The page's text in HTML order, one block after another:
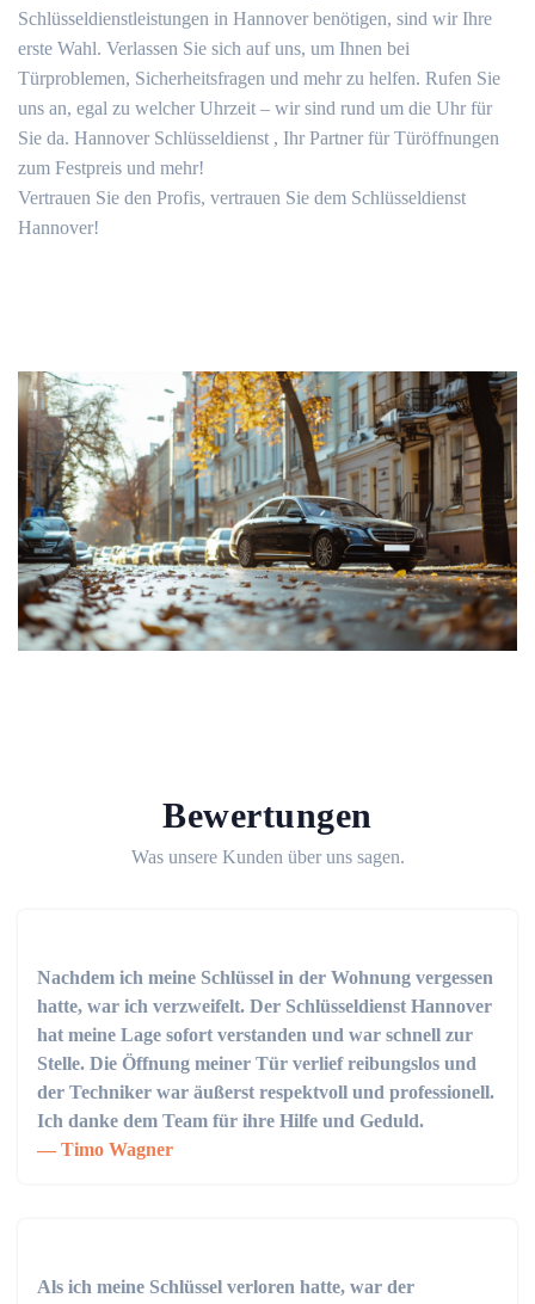
Schlüsseldienstleistungen in Hannover benötigen, sind wir Ihre
erste Wahl. Verlassen Sie sich auf uns, um Ihnen bei
Türproblemen, Sicherheitsfragen und mehr zu helfen. Rufen Sie
uns an, egal zu welcher Uhrzeit – wir sind rund um die Uhr für
Sie da. Hannover Schlüsseldienst , Ihr Partner für Türöffnungen
zum Festpreis und mehr!
Vertrauen Sie den Profis, vertrauen Sie dem Schlüsseldienst
Hannover!
Bewertungen
Was unsere Kunden über uns sagen.
Nachdem ich meine Schlüssel in der Wohnung vergessen
hatte, war ich verzweifelt. Der Schlüsseldienst Hannover
hat meine Lage sofort verstanden und war schnell zur
Stelle. Die Öffnung meiner Tür verlief reibungslos und
der Techniker war äußerst respektvoll und professionell.
Ich danke dem Team für ihre Hilfe und Geduld.
Timo Wagner
Als ich meine Schlüssel verloren hatte, war der